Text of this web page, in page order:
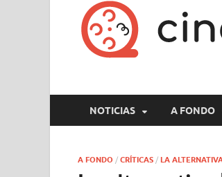
NOTICIAS A FONDO
A FONDO / CRÍTICAS / LA